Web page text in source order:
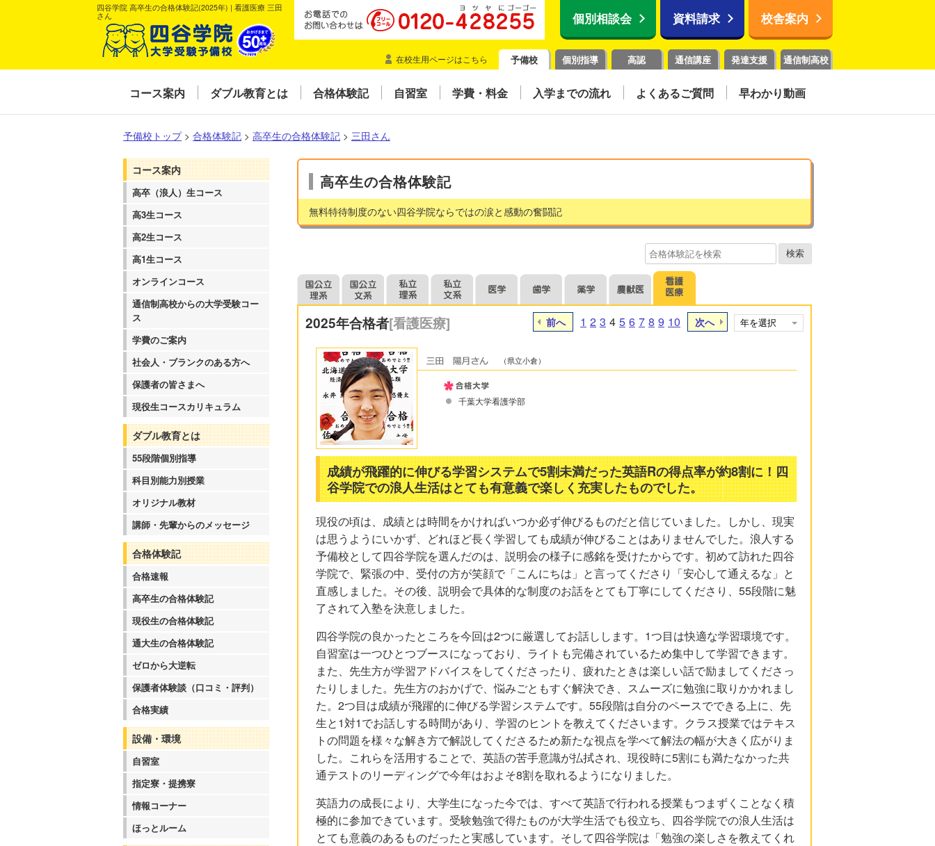
四谷学院 高卒生の合格体験記(2025年) | 看護医療 三田
さん
個別相談会 資料請求 校舎案内
在校生用ページはこちら 予備校 個別指導 高認 通信講座 発達支援 通信制高校
コース案内 ダブル教育とは 合格体験記 自習室 学費・料金 入学までの流れ よくあるご質問 早わかり動画
予備校トップ > 合格体験記 > 高卒生の合格体験記 > 三田さん
コース案内
高卒（浪人）生コース
高3生コース
高2生コース
高1生コース
オンラインコース
通信制高校からの大学受験コー
ス
学費のご案内
社会人・ブランクのある方へ
保護者の皆さまへ
現役生コースカリキュラム
ダブル教育とは
55段階個別指導
科目別能力別授業
オリジナル教材
講師・先輩からのメッセージ
合格体験記
合格速報
高卒生の合格体験記
現役生の合格体験記
通大生の合格体験記
ゼロから大逆転
保護者体験談（口コミ・評判）
合格実績
設備・環境
自習室
指定寮・提携寮
情報コーナー
ほっとルーム
高卒生の合格体験記
無料特待制度のない四谷学院ならではの涙と感動の奮闘記
2025年合格者[看護医療] 前へ 1 2 3 4 5 6 7 8 9 10 次へ
（県立小倉）
千葉大学看護学部
成績が飛躍的に伸びる学習システムで5割未満だった英語Rの得点率が約8割に！四
谷学院での浪人生活はとても有意義で楽しく充実したものでした。
現役の頃は、成績とは時間をかければいつか必ず伸びるものだと信じていました。しかし、現実
は思うようにいかず、どれほど長く学習しても成績が伸びることはありませんでした。浪人する
予備校として四谷学院を選んだのは、説明会の様子に感銘を受けたからです。初めて訪れた四谷
学院で、緊張の中、受付の方が笑顔で「こんにちは」と言ってくださり「安心して通えるな」と
直感しました。その後、説明会で具体的な制度のお話をとても丁寧にしてくださり、55段階に魅
了されて入塾を決意しました。
四谷学院の良かったところを今回は2つに厳選してお話しします。1つ目は快適な学習環境です。
自習室は一つひとつブースになっており、ライトも完備されているため集中して学習できます。
また、先生方が学習アドバイスをしてくださったり、疲れたときは楽しい話で励ましてくださっ
たりしました。先生方のおかげで、悩みごともすぐ解決でき、スムーズに勉強に取りかかれまし
た。2つ目は成績が飛躍的に伸びる学習システムです。55段階は自分のペースでできる上に、先
生と1対1でお話しする時間があり、学習のヒントを教えてくださいます。クラス授業ではテキス
トの問題を様々な解き方で解説してくださるため新たな視点を学べて解法の幅が大きく広がりま
した。これらを活用することで、英語の苦手意識が払拭され、現役時に5割にも満たなかった共
通テストのリーディングで今年はおよそ8割を取れるようになりました。
英語力の成長により、大学生になった今では、すべて英語で行われる授業もつまずくことなく積
極的に参加できています。受験勉強で得たものが大学生活でも役立ち、四谷学院での浪人生活は
とても意義のあるものだったと実感しています。そして四谷学院は「勉強の楽しさを教えてくれ